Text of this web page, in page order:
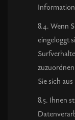
8.4. Wenn
eingeloggt
Sie sich
8.5. Ihnen